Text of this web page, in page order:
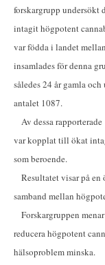
forskargrupp undersökt
intagit högpotent
var födda i landet
insamlades för denna
således 24 år gamla
antalet 1087.
Av dessa
var kopplat till ökat
som beroende.
Resultatet visar på en
samband mellan
Forskargruppen
reducera högpotent
hälsoproblem minska.